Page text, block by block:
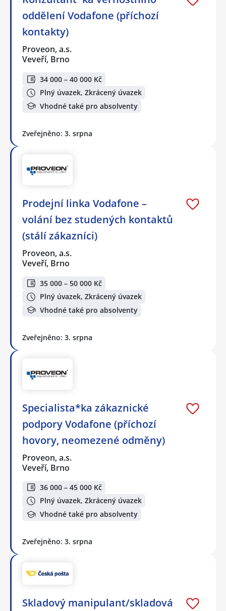
oddělení Vodafone (příchozí
kontakty)
Proveon, a.s.
Veveří, Brno
34 000 – 40 000 Kč
Plný úvazek, Zkrácený úvazek
Vhodné také pro absolventy
Zveřejněno: 3. srpna
Prodejní linka Vodafone –
volání bez studených kontaktů
(stálí zákazníci)
Proveon, a.s.
Veveří, Brno
35 000 – 50 000 Kč
Plný úvazek, Zkrácený úvazek
Vhodné také pro absolventy
Zveřejněno: 3. srpna
Specialista*ka zákaznické
podpory Vodafone (příchozí
hovory, neomezené odměny)
Proveon, a.s.
Veveří, Brno
36 000 – 45 000 Kč
Plný úvazek, Zkrácený úvazek
Vhodné také pro absolventy
Zveřejněno: 3. srpna
Skladový manipulant/skladová